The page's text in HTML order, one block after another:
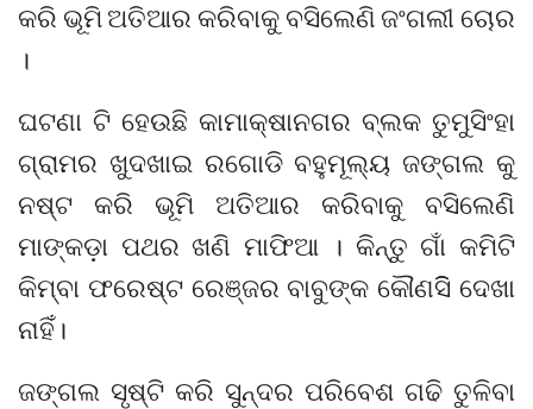
କରି ଭୂମି ଅତିଆର କରିବାକୁ ବସିଲେଣି ଜଂଗଲୀ ଚୋର
।
ଘଟଣା ଟି ହେଉଛି କାମାକ୍ଷାନଗର ବ୍ଲକ ତୁମୁସିଂହା
ଗ୍ରାମର ଖୁଦଖାଇ ରଗୋଡି ବହୁମୂଲ୍ୟ ଜଙ୍ଗଲ କୁ
ନଷ୍ଟ କରି ଭୂମି ଅତିଆର କରିବାକୁ ବସିଲେଣି
ମାଙ୍କଡ଼ା ପଥର ଖଣି ମାଫିଆ । କିନ୍ତୁ ଗାଁ କମିଟି
କିମ୍ବା ଫରେଷ୍ଟ ରେଞ୍ଜର ବାବୁଙ୍କ କୌଣସିି ଦେଖା
ନାହିଁ।
ଜଙ୍ଗଲ ସୃଷ୍ଟି କରି ସୁନ୍ଦର ପରିବେଶ ଗଢି ତୁଳିବା